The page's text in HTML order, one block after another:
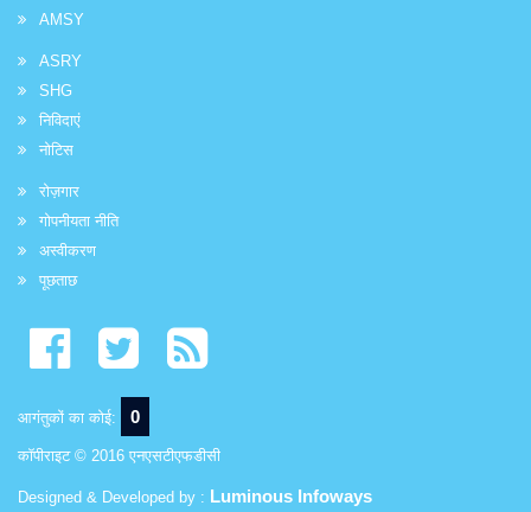
AMSY
ASRY
SHG
निविदाएं
नोटिस
रोज़गार
गोपनीयता नीति
अस्वीकरण
पूछताछ
आगंतुकों का कोई: 0
कॉपीराइट © 2016 एनएसटीएफडीसी
Designed & Developed by : Luminous Infoways